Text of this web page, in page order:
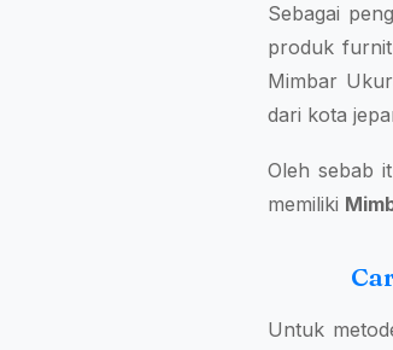
Sebagai
produk
Mimbar
dari kota
Oleh sebab
memiliki
Untuk